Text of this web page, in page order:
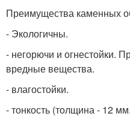
Преимущества каменных
- Экологичны.
- негорючи и огнестойки.
вредные вещества.
- влагостойки.
- тонкость (толщина - 12 мм.